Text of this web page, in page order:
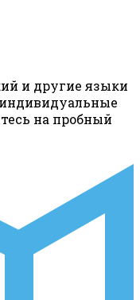
и другие языки
на пробный